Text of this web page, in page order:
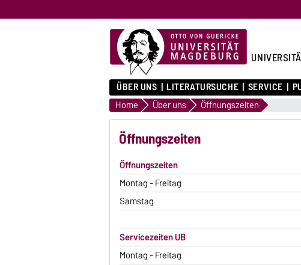
ÜBER UNS LITERATURSUCHE SERVICE
Home Über uns Öffnungszeiten
Öffnungszeiten
Öffnungszeiten
Montag - Freitag
Samstag
Servicezeiten UB
Montag - Freitag